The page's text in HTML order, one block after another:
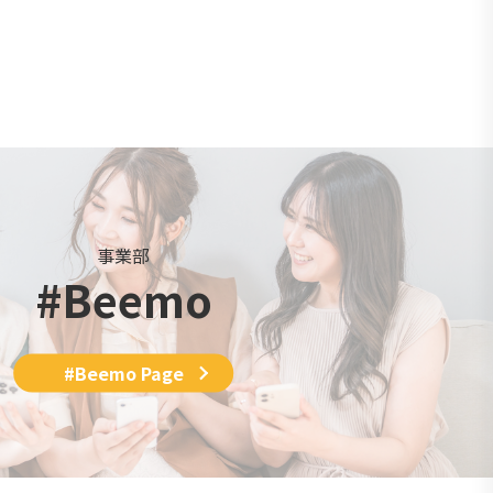
事業部
#Beemo
#Beemo Page